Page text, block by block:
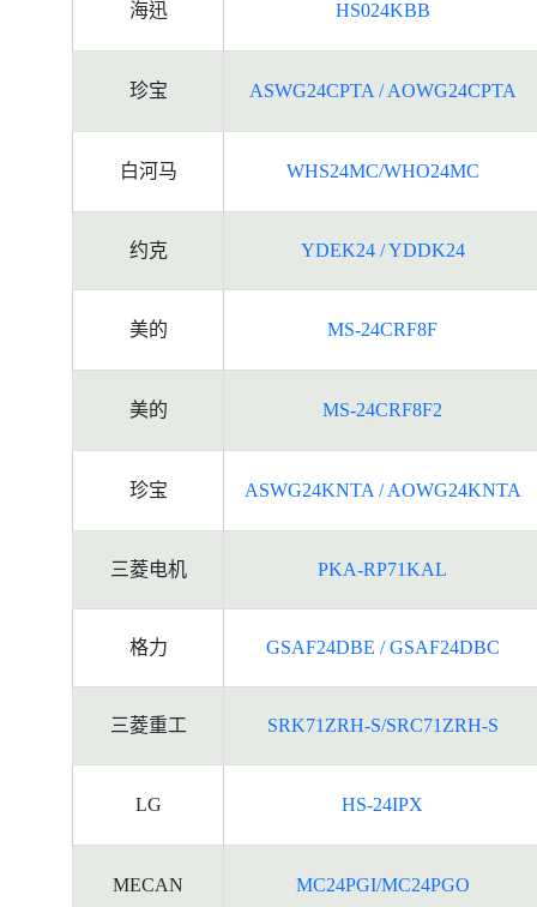
海迅 HS024KBB
珍宝 ASWG24CPTA / AOWG24CPTA
白河马 WHS24MC/WHO24MC
约克 YDEK24 / YDDK24
美的 MS-24CRF8F
美的 MS-24CRF8F2
珍宝 ASWG24KNTA / AOWG24KNTA
三菱电机 PKA-RP71KAL
格力 GSAF24DBE / GSAF24DBC
三菱重工 SRK71ZRH-S/SRC71ZRH-S
LG HS-24IPX
MECAN MC24PGI/MC24PGO